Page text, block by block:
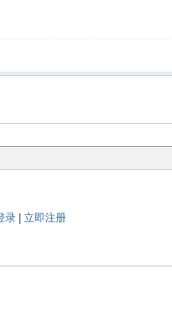
录| 立即注册